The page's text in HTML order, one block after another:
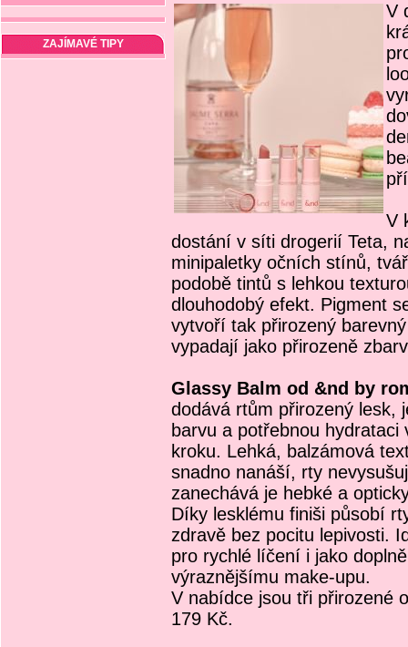
ZAJÍMAVÉ TIPY
V
V
dostání v síti drogerií Teta,
minipaletky očních stínů,
podobě tintů s lehkou
dlouhodobý efekt. Pigment
vytvoří tak přirozený
vypadají jako přirozeně
Glassy Balm od &nd by
dodává rtům přirozený lesk,
barvu a potřebnou hydrataci
kroku. Lehká, balzámová
snadno nanáší, rty
zanechává je hebké a
Díky lesklému finiši působí
zdravě bez pocitu lepivosti.
pro rychlé líčení i jako
výraznějšímu make-upu.
V nabídce jsou tři přirozené
179 Kč.